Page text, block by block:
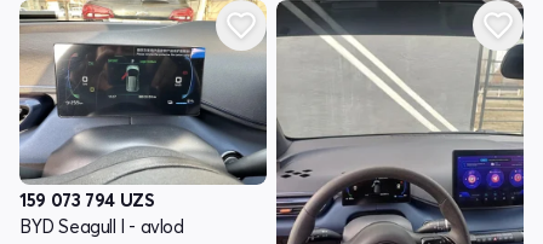
159 073 794 UZS
BYD Seagull I - avlod